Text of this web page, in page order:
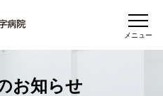
メニュー
お知らせ